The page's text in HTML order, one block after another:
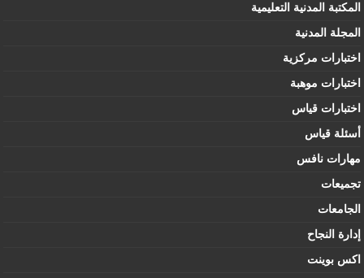
المكتبة المدنية التعليمية
المجلة المدنية
اختبارات مركزية
اختبارات موهبة
اختبارات قياس
أسئلة قياس
مهارات نافس
تجميعات
الجامعات
إدارة النجاح
اكس بوينت